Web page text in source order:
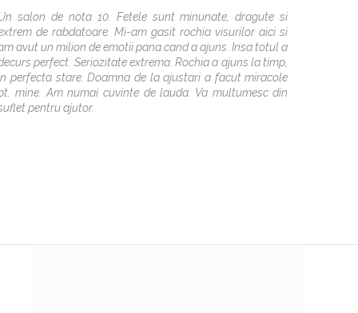
salon de nota 10. Fetele sunt minunate, dragute si
de rabdatoare. Mi-am gasit rochia visurilor aici si
avut un milion de emotii pana cand a ajuns. Insa totul a
perfect. Seriozitate extrema. Rochia a ajuns la timp,
perfecta stare. Doamna de la ajustari a facut miracole
mine. Am numai cuvinte de lauda. Va multumesc din
pentru ajutor.